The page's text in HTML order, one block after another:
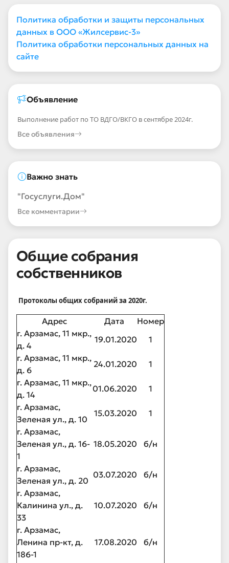
Политика обработки и защиты персональных
данных в ООО «Жилсервис-3»
Политика обработки персональных данных на
сайте
Объявление
Выполнение работ по ТО ВДГО/ВКГО в сентябре 2024г.
Все объявления
Важно знать
"Госуслуги.Дом"
Все комментарии
Общие собрания
собственников
Протоколы общих собраний за 2020г.
Адрес Дата
Номер
г. Арзамас, 11 мкр.,
д. 4
19.01.2020
1
г. Арзамас, 11 мкр.,
д. 6
24.01.2020
1
г. Арзамас, 11 мкр.,
д. 14
01.06.2020
1
г. Арзамас,
Зеленая ул., д. 10
15.03.2020
1
г. Арзамас,
Зеленая ул., д. 16-
1
18.05.2020 б/н
г. Арзамас,
Зеленая ул., д. 20
03.07.2020
б/н
г. Арзамас,
Калинина ул., д.
33
10.07.2020 б/н
г. Арзамас,
Ленина пр-кт, д.
186-1
17.08.2020 б/н